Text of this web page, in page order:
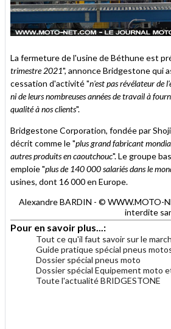
La fermeture de l'usine de Béthune est
trimestre 2021", annonce Bridgestone qui
cessation d'activité "n'est pas révélateur de
ni de leurs nombreuses années de travail à
qualité à nos clients".
Bridgestone Corporation, fondée par
décrit comme le "plus grand fabricant
autres produits en caoutchouc". Le groupe
emploie "plus de 140 000 salariés dans le
usines, dont 16 000 en Europe.
Alexandre BARDIN - © WWW.MOTO-
interdite
Pour en savoir plus...:
Tout ce qu'il faut savoir sur le
Guide pratique spécial pneus
Dossier spécial pneus moto
Dossier spécial Equipement moto
Toute l'actualité BRIDGESTONE